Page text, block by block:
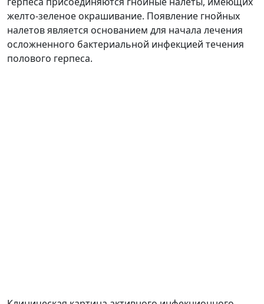
желто-зеленое окрашивание. Появление гнойных
налетов является основанием для начала лечения
осложненного бактериальной инфекцией течения
полового герпеса.